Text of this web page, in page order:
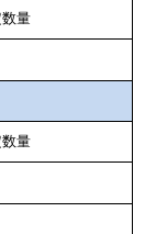
量
量